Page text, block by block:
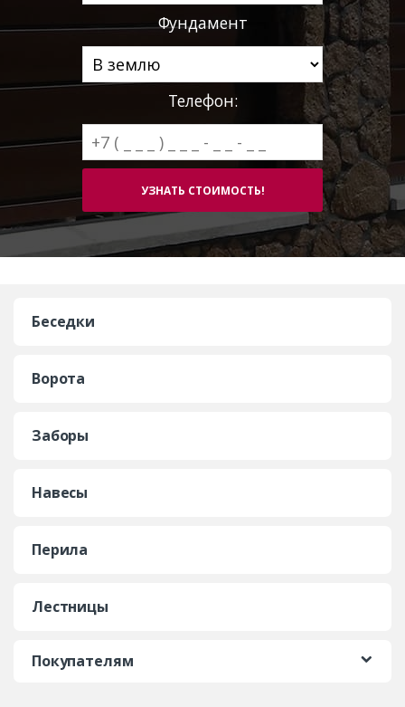
Фундамент
Телефон:
Беседки
Ворота
Заборы
Навесы
Перила
Лестницы
Покупателям